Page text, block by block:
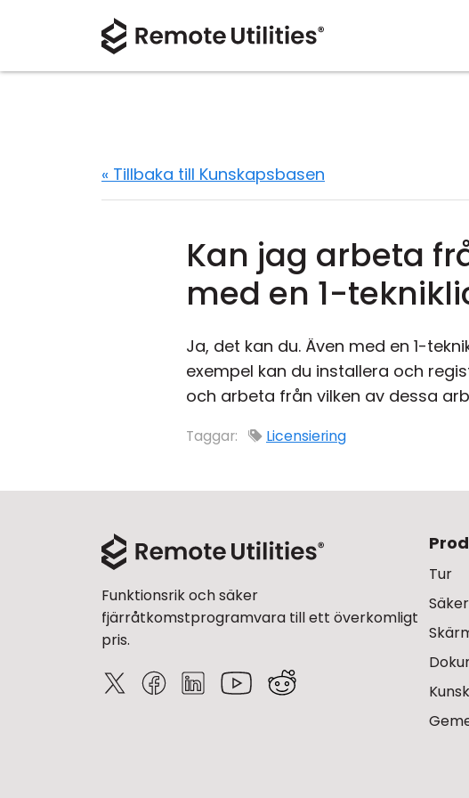
« Tillbaka till Kunskapsbasen
Kan jag arbeta
med en 1-
Ja, det kan du. Även med en 1-
exempel kan du installera och
och arbeta från vilken av dessa
Taggar: Licensiering
Funktionsrik och säker
fjärråtkomstprogramvara till ett överkomligt
pris.
Tur